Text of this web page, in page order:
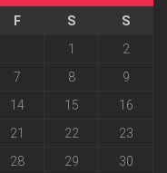
F S
S
1
2
7 8
9
14 15
16
21 22
23
28 29
30